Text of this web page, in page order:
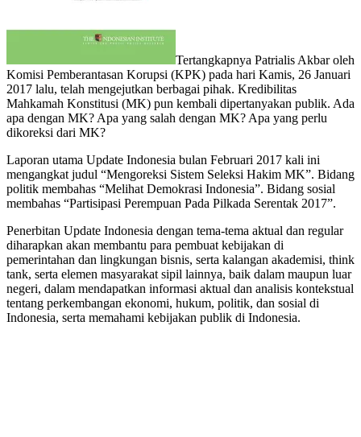
Tertangkapnya Patrialis Akbar oleh
Komisi Pemberantasan Korupsi (KPK) pada hari Kamis, 26 Januari
2017 lalu, telah mengejutkan berbagai pihak. Kredibilitas
Mahkamah Konstitusi (MK) pun kembali dipertanyakan publik. Ada
apa dengan MK? Apa yang salah dengan MK? Apa yang perlu
dikoreksi dari MK?
Laporan utama Update Indonesia bulan Februari 2017 kali ini
mengangkat judul “Mengoreksi Sistem Seleksi Hakim MK”. Bidang
politik membahas “Melihat Demokrasi Indonesia”. Bidang sosial
membahas “Partisipasi Perempuan Pada Pilkada Serentak 2017”.
Penerbitan Update Indonesia dengan tema-tema aktual dan regular
diharapkan akan membantu para pembuat kebijakan di
pemerintahan dan lingkungan bisnis, serta kalangan akademisi, think
tank, serta elemen masyarakat sipil lainnya, baik dalam maupun luar
negeri, dalam mendapatkan informasi aktual dan analisis kontekstual
tentang perkembangan ekonomi, hukum, politik, dan sosial di
Indonesia, serta memahami kebijakan publik di Indonesia.